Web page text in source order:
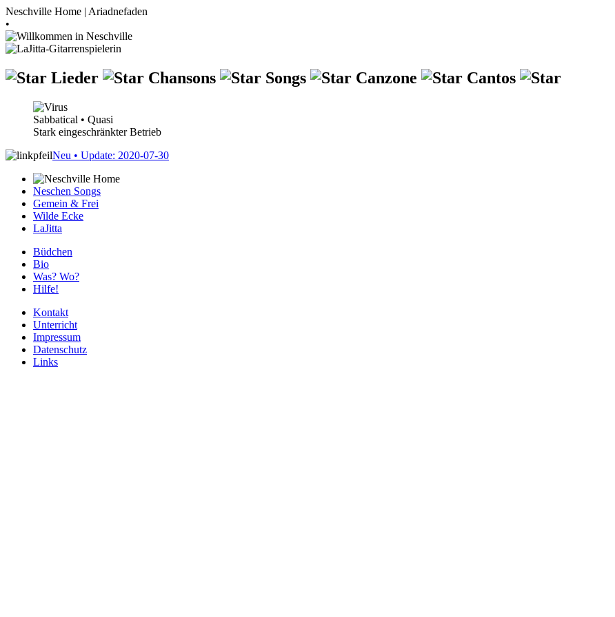
Neschville Home | Ariadnefaden
•
Lieder Chansons Songs Canzone Cantos
Sabbatical • Quasi
Stark eingeschränkter Betrieb
Neu • Update: 2020-07-30
Neschen Songs
Gemein & Frei
Wilde Ecke
LaJitta
Büdchen
Bio
Was? Wo?
Hilfe!
Kontakt
Unterricht
Impressum
Datenschutz
Links